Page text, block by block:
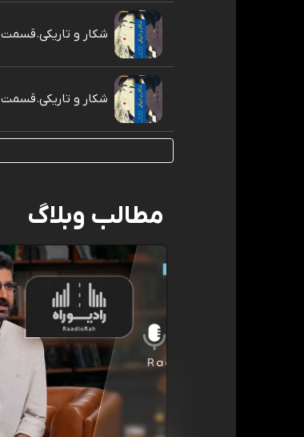
شکار و تاریکی.قسمت ۲
شکار و تاریکی.قسمت ۱
مطالب وبلاگ